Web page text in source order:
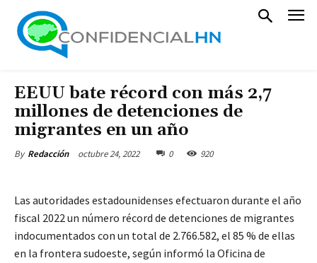
EEUU bate récord con más 2,7
millones de detenciones de
migrantes en un año
By Redacción octubre 24, 2022 0 920
Las autoridades estadounidenses efectuaron durante el año
fiscal 2022 un número récord de detenciones de migrantes
indocumentados con un total de 2.766.582, el 85 % de ellas
en la frontera sudoeste, según informó la Oficina de